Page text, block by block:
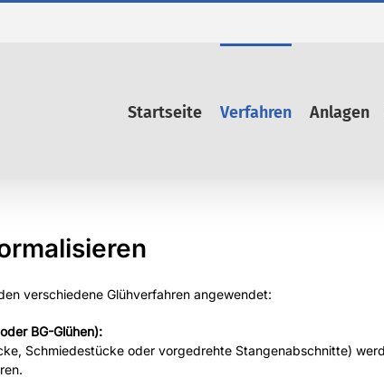
Startseite Verfahren Anlagen
verschiedene Glühverfahren angewendet:
BG-Glühen):
Schmiedestücke oder vorgedrehte Stangenabschnitte)